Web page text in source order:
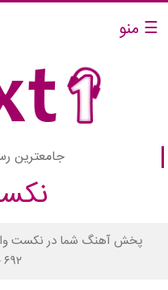
☰ منو
جامعترین
پخش آهنگ شما در نکست